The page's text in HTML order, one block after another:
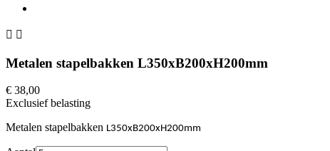
 
Metalen stapelbakken L350xB200xH200mm
€ 38,00
Exclusief belasting
Metalen stapelbakken L350xB200xH200mm